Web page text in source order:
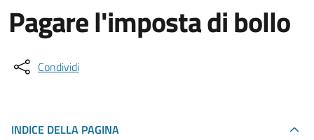
Pagare l'imposta di bollo
Condividi
INDICE DELLA PAGINA